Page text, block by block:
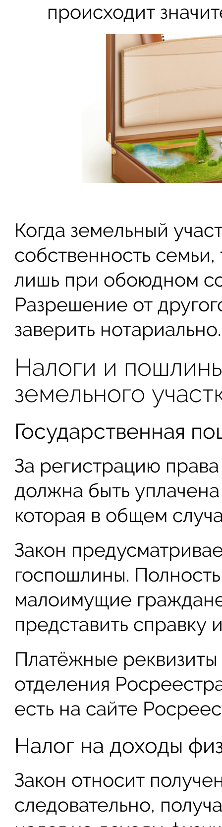
происходит
Когда земельный
собственность
лишь при обоюдном
Разрешение от
заверить нотариально.
Налоги и
земельного
Государственная
За регистрацию
должна быть
которая в общем
Закон
госпошлины.
малоимущие
представить справку
Платёжные
отделения
есть на сайте
Налог на доходы
Закон относит
следовательно,